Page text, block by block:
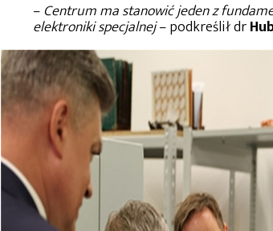
– Centrum ma stanowić jeden z
elektroniki specjalnej– podkreślił dr